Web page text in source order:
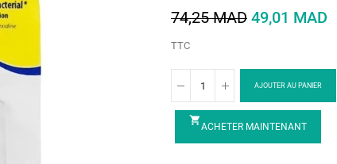
74,25 MAD 49,01 MAD
TTC
AJOUTER AU PANIER
shopping_cart
ACHETER MAINTENANT